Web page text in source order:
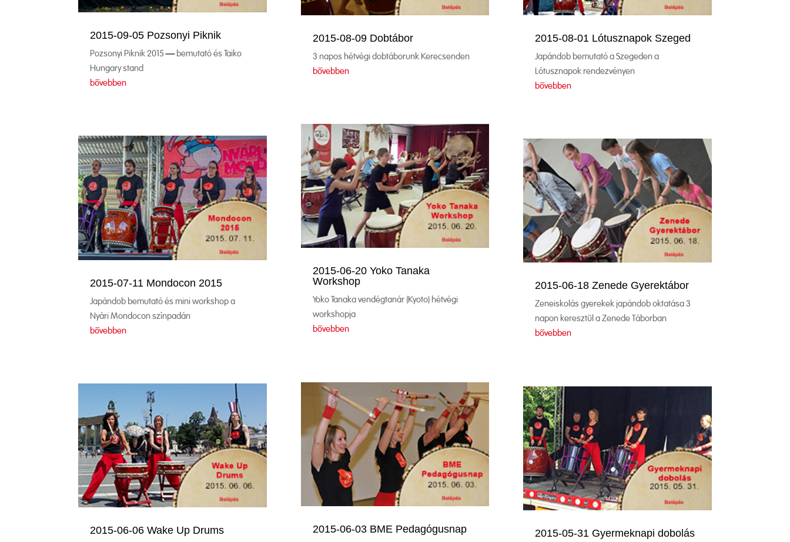
2015-09-05 Pozsonyi Piknik
Pozsonyi Piknik 2015 – bemutató és Taiko
Hungary stand
bővebben
2015-07-11 Mondocon 2015
Japándob bemutató és mini workshop a
Nyári Mondocon színpadán
bővebben
2015-06-06 Wake Up Drums
2015-08-09 Dobtábor
3 napos hétvégi dobtáborunk Kerecsenden
bővebben
2015-06-20 Yoko Tanaka
Workshop
Yoko Tanaka vendégtanár (Kyoto) hétvégi
workshopja
bővebben
2015-06-03 BME Pedagógusnap
2015-08-01 Lótusznapok Szeged
Japándob bemutató a Szegeden a
Lótusznapok rendezvényen
bővebben
2015-06-18 Zenede Gyerektábor
Zeneiskolás gyerekek japándob oktatása 3
napon keresztül a Zenede Táborban
bővebben
2015-05-31 Gyermeknapi dobolás